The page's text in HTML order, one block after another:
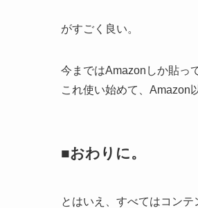
がすごく良い。
今まではAmazonしか貼っ
これ使い始めて、Amazon
■おわりに。
とはいえ、すべてはコンテ